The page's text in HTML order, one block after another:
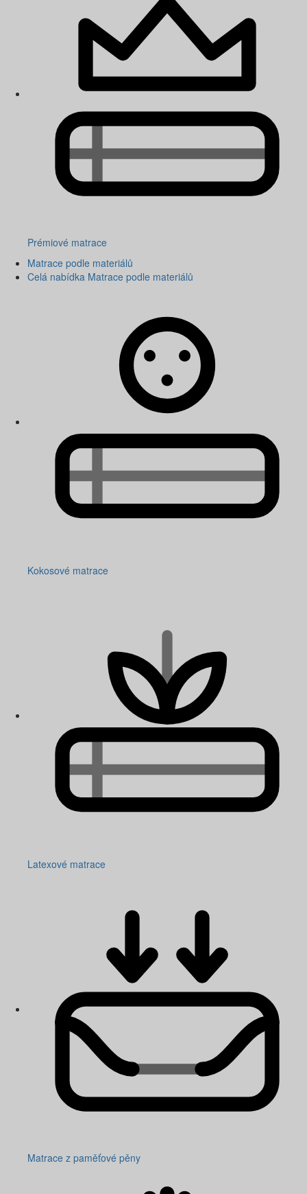
Prémiové matrace
Matrace podle materiálů
Celá nabídka Matrace podle materiálů
Kokosové matrace
Latexové matrace
Matrace z paměťové pěny